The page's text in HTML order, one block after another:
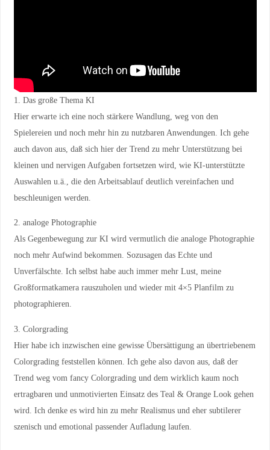
1. Das große Thema KI
Hier erwarte ich eine noch stärkere Wandlung, weg von den
Spielereien und noch mehr hin zu nutzbaren Anwendungen. Ich gehe
auch davon aus, daß sich hier der Trend zu mehr Unterstützung bei
kleinen und nervigen Aufgaben fortsetzen wird, wie KI-unterstützte
Auswahlen u.ä., die den Arbeitsablauf deutlich vereinfachen und
beschleunigen werden.
2. analoge Photographie
Als Gegenbewegung zur KI wird vermutlich die analoge Photographie
noch mehr Aufwind bekommen. Sozusagen das Echte und
Unverfälschte. Ich selbst habe auch immer mehr Lust, meine
Großformatkamera rauszuholen und wieder mit 4×5 Planfilm zu
photographieren.
3. Colorgrading
Hier habe ich inzwischen eine gewisse Übersättigung an übertriebenem
Colorgrading feststellen können. Ich gehe also davon aus, daß der
Trend weg vom fancy Colorgrading und dem wirklich kaum noch
ertragbaren und unmotivierten Einsatz des Teal & Orange Look gehen
wird. Ich denke es wird hin zu mehr Realismus und eher subtilerer
szenisch und emotional passender Aufladung laufen.